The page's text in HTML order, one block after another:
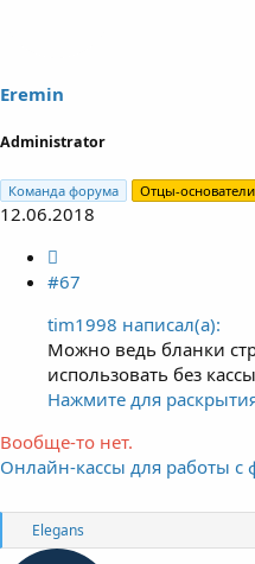
Eremin
Administrator
Команда форума Отцы-основатели
12.06.2018
#67
tim1998 написал(а):
Можно ведь бланки
использовать без
Нажмите для
Вообще-то нет.
Онлайн-кассы для работы с
R
e
Elegans